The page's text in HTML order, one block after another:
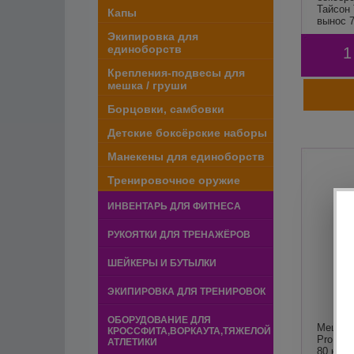
Капы
Экипировка для
единоборств
Крепления-подвесы для
мешка / груши
Борцовки, самбовки
Детские боксёрские наборы
Манекены для единоборств
Тренировочное оружие
ИНВЕНТАРЬ ДЛЯ ФИТНЕСА
РУКОЯТКИ ДЛЯ ТРЕНАЖЁРОВ
ШЕЙКЕРЫ И БУТЫЛКИ
ЭКИПИРОВКА ДЛЯ ТРЕНИРОВОК
ОБОРУДОВАНИЕ ДЛЯ
КРОССФИТА,ВОРКАУТА,ТЯЖЕЛОЙ
АТЛЕТИКИ
Тайсон
вынос
Мешок
Pro на
80 кг